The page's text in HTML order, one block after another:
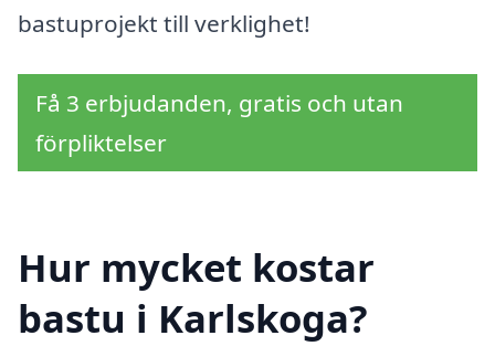
bastuprojekt till verklighet!
Få 3 erbjudanden, gratis och utan
förpliktelser
Hur mycket kostar
bastu i Karlskoga?